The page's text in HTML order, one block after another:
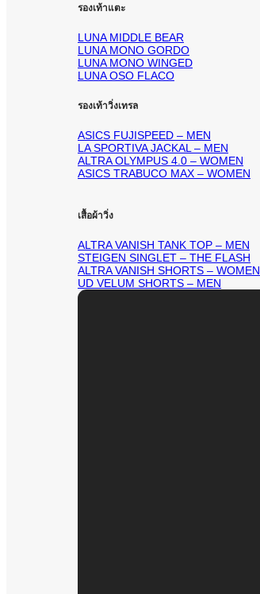
รองเท้าแตะ
LUNA MIDDLE BEAR
LUNA MONO GORDO
LUNA MONO WINGED
LUNA OSO FLACO
รองเท้าวิ่งเทรล
ASICS FUJISPEED – MEN
LA SPORTIVA JACKAL – MEN
ALTRA OLYMPUS 4.0 – WOMEN
ASICS TRABUCO MAX – WOMEN
เสื้อผ้าวิ่ง
ALTRA VANISH TANK TOP – MEN
STEIGEN SINGLET – THE FLASH
ALTRA VANISH SHORTS – WOMEN
UD VELUM SHORTS – MEN